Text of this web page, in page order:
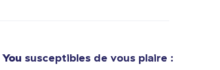
susceptibles de vous plaire :